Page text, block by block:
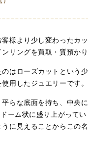
客様より少し変わったカ
リングを買取・質預かり
はローズカットという
用したジュエリーです。
平らな底面を持ち、中央
ーム状に盛り上がって
に見えることからこの